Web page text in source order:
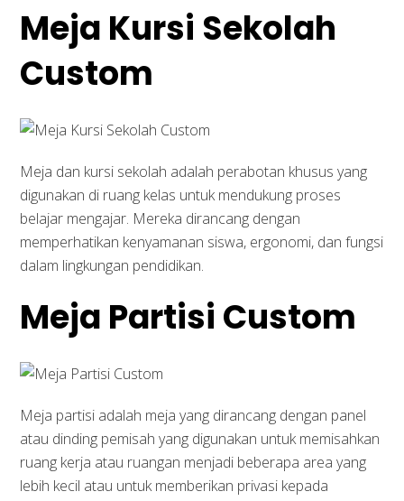
Meja Kursi Sekolah
Custom
Meja dan kursi sekolah adalah perabotan khusus yang
digunakan di ruang kelas untuk mendukung proses
belajar mengajar. Mereka dirancang dengan
memperhatikan kenyamanan siswa, ergonomi, dan fungsi
dalam lingkungan pendidikan.
Meja Partisi Custom
Meja partisi adalah meja yang dirancang dengan panel
atau dinding pemisah yang digunakan untuk memisahkan
ruang kerja atau ruangan menjadi beberapa area yang
lebih kecil atau untuk memberikan privasi kepada